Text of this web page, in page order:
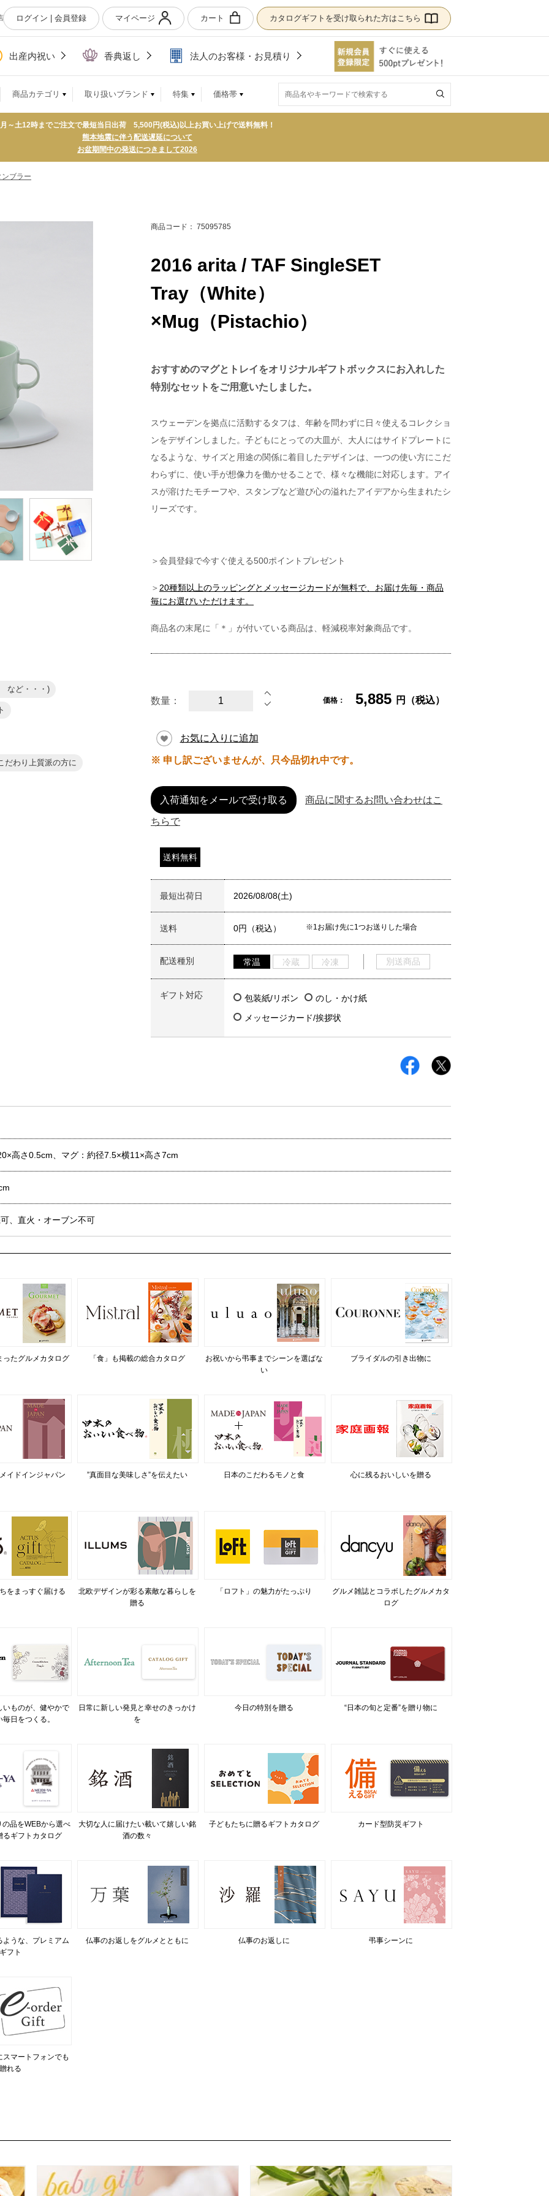
ログイン | 会員登録 マイページ カート カタログギフトを受け取られた方はこちら
出産内祝い 香典返し 法人のお客様・お見積り
商品カテゴリ 取り扱いブランド 特集 価格帯
月～土12時までご注文で最短当日出荷 5,500円(税込)以上お買い上げで送料無料！
熊本地震に伴う配送遅延について
お盆期間中の発送につきまして2026
ブラー
など・・・)
だわり上質派の方に
商品コード： 75095785
2016 arita / TAF SingleSET
Tray（White）
×Mug（Pistachio）
おすすめのマグとトレイをオリジナルギフトボックスにお入れした
特別なセットをご用意いたしました。
スウェーデンを拠点に活動するタフは、年齢を問わずに日々使えるコレクショ
ンをデザインしました。子どもにとっての大皿が、大人にはサイドプレートに
なるような、サイズと用途の関係に着目したデザインは、一つの使い方にこだ
わらずに、使い手が想像力を働かせることで、様々な機能に対応します。アイ
スが溶けたモチーフや、スタンプなど遊び心の溢れたアイデアから生まれたシ
リーズです。
＞会員登録で今すぐ使える500ポイントプレゼント
＞ 20種類以上のラッピングとメッセージカードが無料で、お届け先毎・商品
毎にお選びいただけます。
商品名の末尾に「＊」が付いている商品は、軽減税率対象商品です。
数量： 価格： 5,885 円（税込）
お気に入りに追加
※ 申し訳ございませんが、只今品切れ中です。
入荷通知をメールで受け取る 商品に関するお問い合わせはこ
ちらで
送料無料
最短出荷日 2026/08/08(土)
送料 0円（税込） ※1お届け先に1つお送りした場合
配送種別 常温 冷蔵 冷凍 別送商品
ギフト対応 包装紙/リボン
のし・かけ紙
メッセージカード/挨拶状
高さ0.5cm、マグ：約径7.5×横11×高さ7cm
、直火・オーブン不可
ったグルメカタログ 「食」も掲載の総合カタログ
お祝いから弔事までシーンを選ばな
い
ブライダルの引き出物に
イドインジャパン ”真面目な美味しさ”を伝えたい 日本のこだわるモノと食 心に残るおいしいを贈る
をまっすぐ届ける
北欧デザインが彩る素敵な暮らしを
贈る
「ロフト」の魅力がたっぷり
グルメ雑誌とコラボしたグルメカタ
ログ
いものが、健やかで
日をつくる。
日常に新しい発見と幸せのきっかけ
を
今日の特別を贈る “日本の旬と定番”を贈り物に
品をWEBから選べ
るギフトカタログ
大切な人に届けたい載いて嬉しい銘
酒の数々
子どもたちに贈るギフトカタログ カード型防災ギフト
ような、プレミアム
ギフト
仏事のお返しをグルメとともに 仏事のお返しに 弔事シーンに
スマートフォンでも
贈れる